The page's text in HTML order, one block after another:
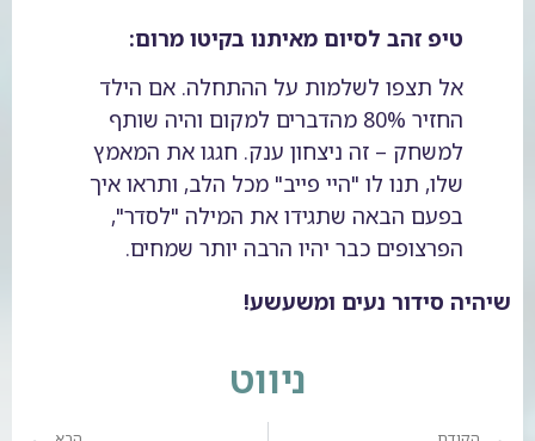
טיפ זהב לסיום מאיתנו בקיטו מרום:
אל תצפו לשלמות על ההתחלה. אם הילד
החזיר 80% מהדברים למקום והיה שותף
למשחק – זה ניצחון ענק. חגגו את המאמץ
שלו, תנו לו "היי פייב" מכל הלב, ותראו איך
בפעם הבאה שתגידו את המילה "לסדר",
הפרצופים כבר יהיו הרבה יותר שמחים.
שיהיה סידור נעים ומשעשע!
ניווט